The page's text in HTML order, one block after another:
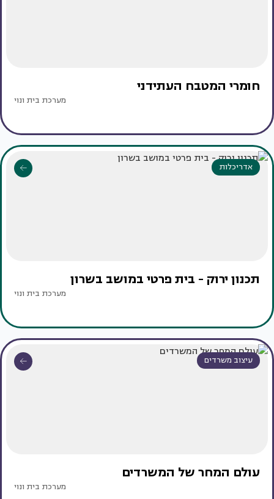
חומרי המטבח העתידני
מערכת בית ונוי
אדריכלות
תכנון ירוק - בית פרטי במושב בשרון
מערכת בית ונוי
עיצוב משרדים
עולם המחר של המשרדים
מערכת בית ונוי